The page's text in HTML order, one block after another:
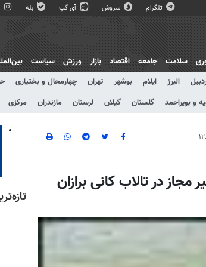
تلگرام سروش آی گپ بله
سلامت جامعه اقتصاد بازار ورزش سیاست
البرز ایلام بوشهر تهران چهارمحال و بختیاری
و بویراحمد گلستان گیلان لرستان مازندران مرکزی
غیر مجاز در تالاب کانی برازان